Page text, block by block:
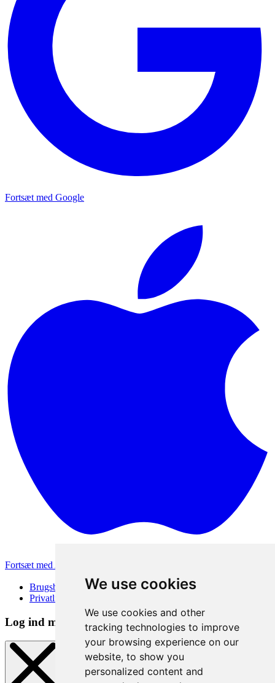
We use cookies
We use cookies and other
tracking technologies to improve
your browsing experience on our
website, to show you
personalized content and
Fortsæt med Google
Fortsæt med Apple
Brugsbetingelser
Privatlivspolitik
Log ind metode